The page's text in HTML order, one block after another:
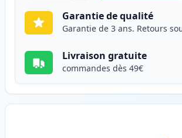
Garantie de qualité
Garantie de 3 ans. Retours
Livraison gratuite
commandes dès 49€